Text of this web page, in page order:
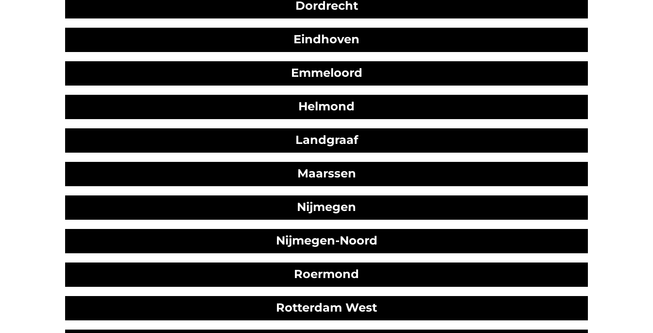
Dordrecht
Eindhoven
Emmeloord
Helmond
Landgraaf
Maarssen
Nijmegen
Nijmegen-Noord
Roermond
Rotterdam West